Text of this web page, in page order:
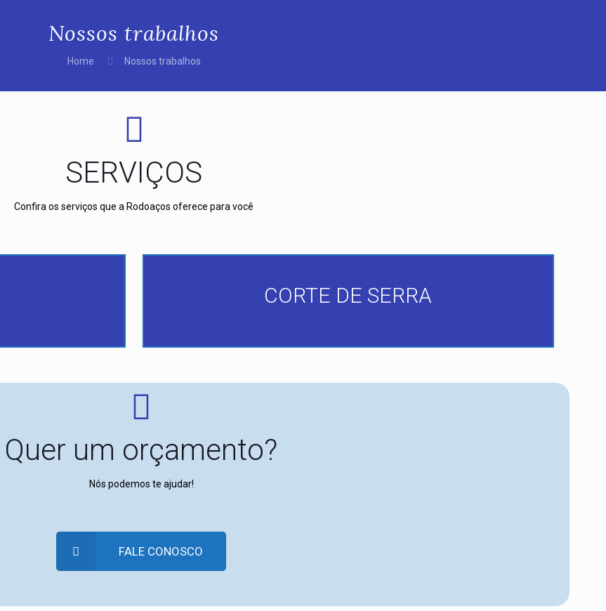
Nossos trabalhos
Home Nossos trabalhos
SERVIÇOS
Confira os serviços que a Rodoaços oferece para você
CORTE DE SERRA
Quer um orçamento?
Nós podemos te ajudar!
FALE CONOSCO